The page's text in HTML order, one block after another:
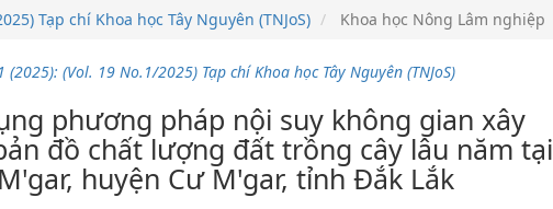
Tạp chí Khoa học Tây Nguyên (TNJoS) Khoa học Nông Lâm nghiệp
(2025): (Vol. 19 No.1/2025) Tạp chí Khoa học Tây Nguyên (TNJoS)
phương pháp nội suy không gian xây
đồ chất lượng đất trồng cây lâu năm tại
huyện Cư M'gar, tỉnh Đắk Lắk